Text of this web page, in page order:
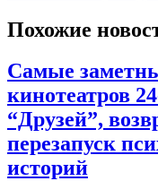
Похожие
Самые
кинотеатров
“Друзей”,
перезапуск
историй